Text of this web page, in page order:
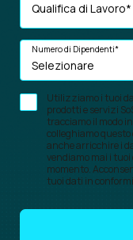
Qualifica di Lavoro*
Numero di Dipendenti*
Utilizziamo i tuoi
prodotti e servizi
tracciamo il modo
colleghiamo
anche arricchire i
vendiamo mai i
momento.
tuoi dati in